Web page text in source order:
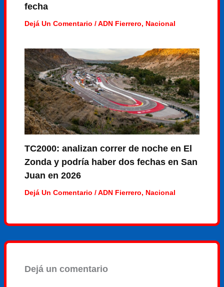
fecha
Dejá Un Comentario /ADN Fierrero, Nacional
TC2000: analizan correr de noche en El
Zonda y podría haber dos fechas en San
Juan en 2026
Dejá Un Comentario /ADN Fierrero, Nacional
Dejá un comentario